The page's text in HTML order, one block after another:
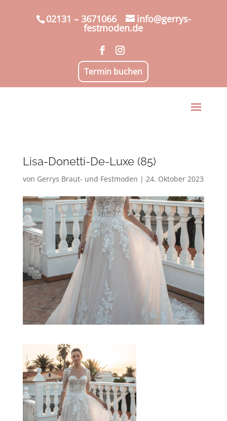
02131 – 3671066 info@gerrys-
festmoden.de
Termin buchen
Lisa-Donetti-De-Luxe (85)
von Gerrys Braut- und Festmoden | 24. Oktober 2023